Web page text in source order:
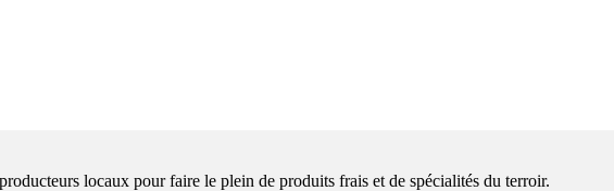
locaux pour faire le plein de produits frais et de spécialités du terroir.